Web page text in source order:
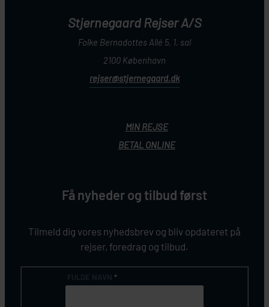
Stjernegaard Rejser A/S
Folke Bernadottes Allé 5, 1. sal
2100 København
rejser@stjernegaard.dk
MIN REJSE
BETAL ONLINE
Få nyheder og tilbud først
Tilmeld dig vores nyhedsbrev og bliv opdateret på
rejser, foredrag og tilbud.
*